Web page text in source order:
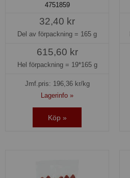
4751859
32,40 kr
Del av förpackning = 165 g
615,60 kr
Hel förpackning = 19*165 g
Jmf.pris: 196,36kr/kg
Lagerinfo »
Köp »